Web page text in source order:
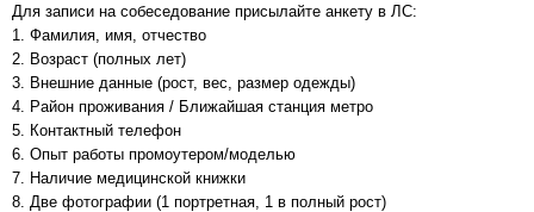
Для записи на собеседование присылайте анкету в ЛС:
1. Фамилия, имя, отчество
2. Возраст (полных лет)
3. Внешние данные (рост, вес, размер одежды)
4. Район проживания / Ближайшая станция метро
5. Контактный телефон
6. Опыт работы промоутером/моделью
7. Наличие медицинской книжки
8. Две фотографии (1 портретная, 1 в полный рост)